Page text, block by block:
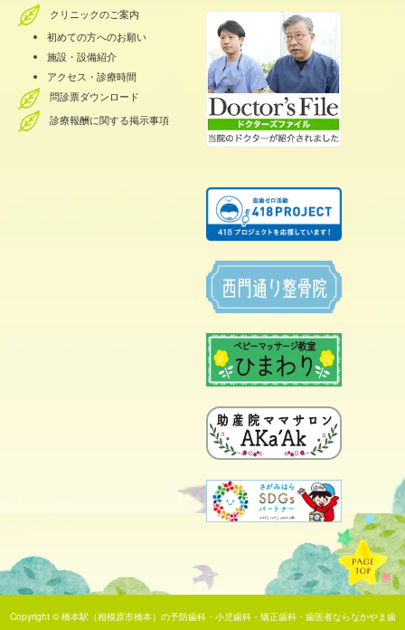
クリニックのご案内
初めての方へのお願い
施設・設備紹介
アクセス・診療時間
問診票ダウンロード
診療報酬に関する掲示事項
Copyright ©橋本駅（相模原市橋本）の予防歯科・小児歯科・矯正歯科・歯医者ならなかやま歯